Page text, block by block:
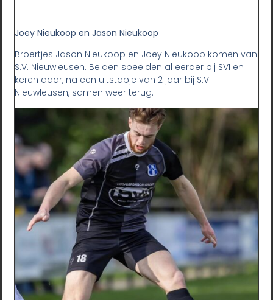
Joey Nieukoop en Jason Nieukoop
Broertjes Jason Nieukoop en Joey Nieukoop komen van
S.V. Nieuwleusen. Beiden speelden al eerder bij SVI en
keren daar, na een uitstapje van 2 jaar bij S.V.
Nieuwleusen, samen weer terug.